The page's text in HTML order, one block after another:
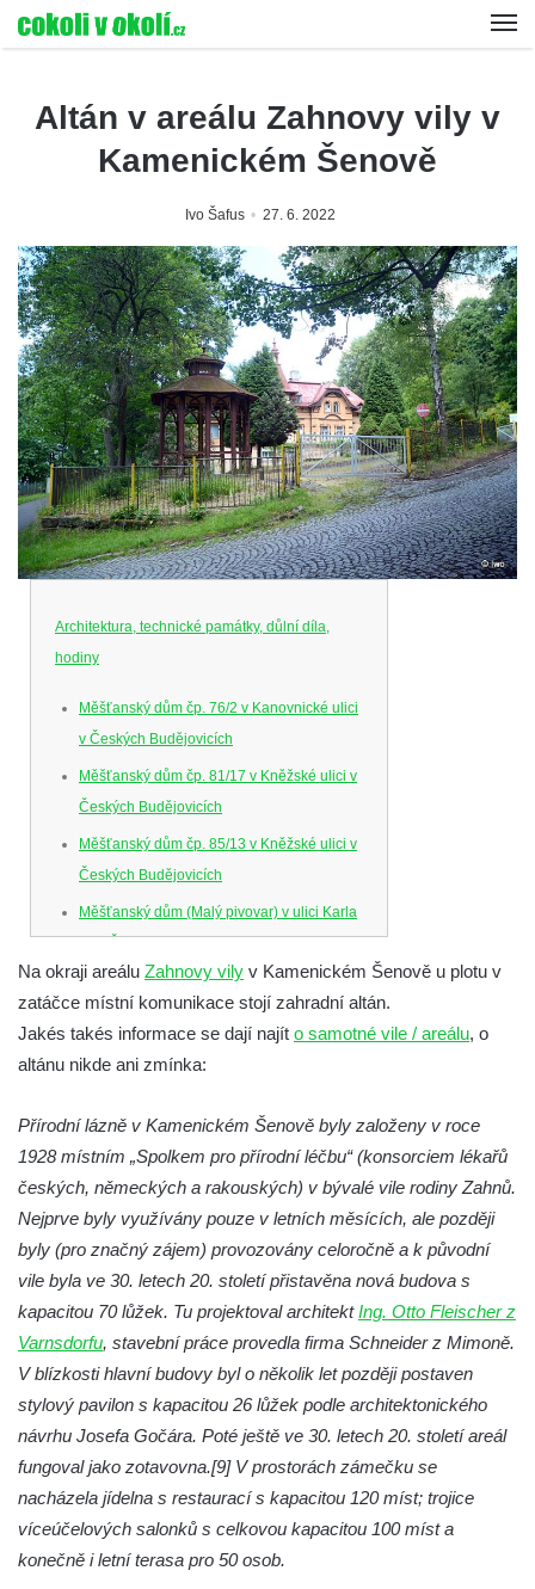
Altán v areálu Zahnovy vily v
Kamenickém Šenově
Ivo Šafus 27. 6. 2022
Architektura, technické památky, důlní díla,
hodiny
Měšťanský dům čp. 76/2 v Kanovnické ulici
v Českých Budějovicích
Měšťanský dům čp. 81/17 v Kněžské ulici v
Českých Budějovicích
Měšťanský dům čp. 85/13 v Kněžské ulici v
Českých Budějovicích
Měšťanský dům (Malý pivovar) v ulici Karla
IV. v Českých Budějovicích
Dům U Ferusů na Senovážném náměstí v
Českých Budějovicích
Solnice na Piaristickém náměstí v Českých
Biskupská rezidence v Českých
Budějovicích
Dům čp. 20 ve Velešíně, zvaný U Kantůrků
či Kaplanka
Fara v Římově
Budova spořitelny čp. 1127/1 a 1127/25 v
Rumburku
Pobočka Německé zemědělské a
průmyslové banky čp. 852/30 v Rumburku
Budova čp. 1066/3 (Základní škola Tyršova)
v Rumburku
Dům čp. 100/5 na Lužickém náměstí v
Rumburku
Na okraji areálu Zahnovy vily v Kamenickém Šenově u plotu v
zatáčce místní komunikace stojí zahradní altán.
Jakés takés informace se dají najít o samotné vile / areálu, o
altánu nikde ani zmínka:
Přírodní lázně v Kamenickém Šenově byly založeny v roce
1928 místním „Spolkem pro přírodní léčbu“ (konsorciem lékařů
českých, německých a rakouských) v bývalé vile rodiny Zahnů.
Nejprve byly využívány pouze v letních měsících, ale později
byly (pro značný zájem) provozovány celoročně a k původní
vile byla ve 30. letech 20. století přistavěna nová budova s
kapacitou 70 lůžek. Tu projektoval architektIng. Otto Fleischer z
Varnsdorfu, stavební práce provedla firma Schneider z Mimoně.
V blízkosti hlavní budovy byl o několik let později postaven
stylový pavilon s kapacitou 26 lůžek podle architektonického
návrhu Josefa Gočára. Poté ještě ve 30. letech 20. století areál
fungoval jako zotavovna.[9] V prostorách zámečku se
nacházela jídelna s restaurací s kapacitou 120 míst; trojice
víceúčelových salonků s celkovou kapacitou 100 míst a
konečně i letní terasa pro 50 osob.